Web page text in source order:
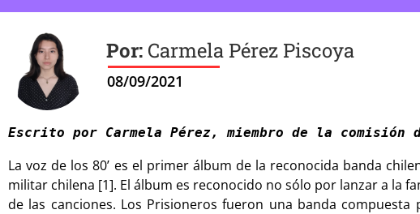
Carmela Pérez Piscoya
Escrito por Carmela Pérez, miembro de la comisión
La voz de los 80’ es el primer álbum de la reconocida banda
militar chilena [1]. El álbum es reconocido no sólo por lanzar a la
de las canciones. Los Prisioneros fueron una banda
08/09/2021